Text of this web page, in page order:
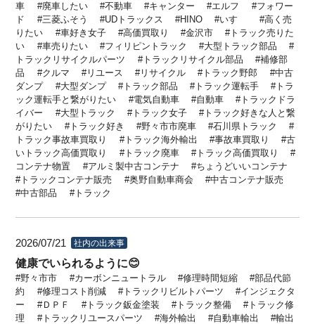
車
廃車したい 不動車 キャンター エルフ
フォワー
ド
三菱ふそう UDトラックス HINO いすゞ
高く売
りたい
車好き女子 高価買取り 金沢市
トラック売りた
い
車売りたい フィリピントラック
大型トラック部品
トラックリサイクルパーツ
トラックリサイクル部品
補修部
品
クルマ リユース リサイクル トラック野郎
中古
ダンプ
大型ダンプ トラック部品 トラック運転手
トラ
ック運転手と繋がりたい
電気自動車 自動車
トラックドラ
イバー
大型トラック トラック女子
トラック好きな人と繋
がりたい
トラック好き 野々市市廃車
石川県トラック
トラック事故車買取り
トラック海外輸出 事故車買取り
古
いトラック高価買取り
トラック廃車
トラック高価買取り
コンテナ物置
アルミ製中古コンテナ
ちょうどいいコンテナ
トラックコンテナ販売
奥野自動車商会
中古コンテナ販売
中古部品
トラック
2026/07/21 社内の出来事
健康でいられるように😊
野々市市 カーボンニュートラル 修理時間短縮
部品代節
約
修理コスト削減 トラックリビルトパーツ
インジェクタ
ー
ＤＰＦ トラック鈑金塗装 トラック整備
トラック修
理
トラックリユースパーツ 海外輸出 自動車輸出
輸出